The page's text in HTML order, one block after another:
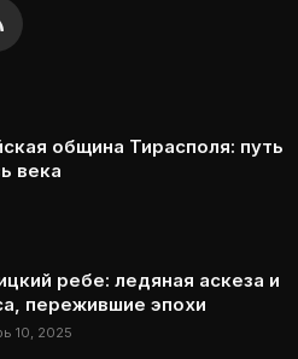
община Тирасполя: путь
века
ребе: ледяная аскеза и
пережившие эпохи
10, 2025